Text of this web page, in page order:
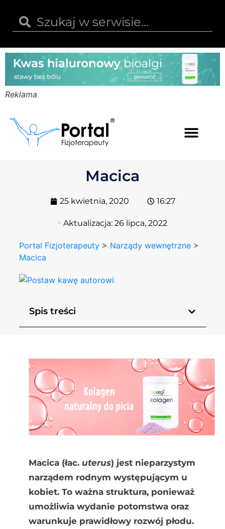
Reklama
Macica
25 kwietnia, 2020 16:27
Aktualizacja: 26 lipca, 2022
Portal Fizjoterapeuty > Narządy wewnętrzne >
Macica
Spis treści
Macica (łac. uterus) jest nieparzystym
narządem rodnym występującym u
kobiet. To ważna struktura, ponieważ
umożliwia wydanie potomstwa oraz
warunkuje prawidłowy rozwój płodu.